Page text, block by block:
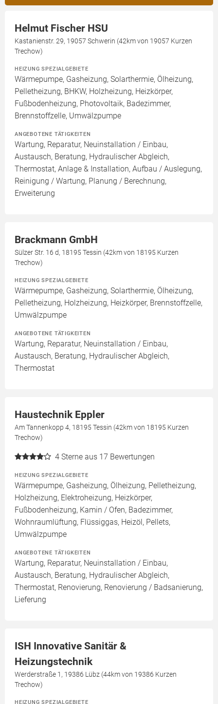
Helmut Fischer HSU
Kastanienstr. 29, 19057 Schwerin (42km von 19057 Kurzen
Trechow)
HEIZUNG SPEZIALGEBIETE
Wärmepumpe, Gasheizung, Solarthermie, Ölheizung,
Pelletheizung, BHKW, Holzheizung, Heizkörper,
Fußbodenheizung, Photovoltaik, Badezimmer,
Brennstoffzelle, Umwälzpumpe
ANGEBOTENE TÄTIGKEITEN
Wartung, Reparatur, Neuinstallation / Einbau,
Austausch, Beratung, Hydraulischer Abgleich,
Thermostat, Anlage & Installation, Aufbau / Auslegung,
Reinigung / Wartung, Planung / Berechnung,
Erweiterung
Brackmann GmbH
Sülzer Str. 16 d, 18195 Tessin (42km von 18195 Kurzen
Trechow)
HEIZUNG SPEZIALGEBIETE
Wärmepumpe, Gasheizung, Solarthermie, Ölheizung,
Pelletheizung, Holzheizung, Heizkörper, Brennstoffzelle,
Umwälzpumpe
ANGEBOTENE TÄTIGKEITEN
Wartung, Reparatur, Neuinstallation / Einbau,
Austausch, Beratung, Hydraulischer Abgleich,
Thermostat
Haustechnik Eppler
Am Tannenkopp 4, 18195 Tessin (42km von 18195 Kurzen
Trechow)
4 Sterne aus 17 Bewertungen
HEIZUNG SPEZIALGEBIETE
Wärmepumpe, Gasheizung, Ölheizung, Pelletheizung,
Holzheizung, Elektroheizung, Heizkörper,
Fußbodenheizung, Kamin / Ofen, Badezimmer,
Wohnraumlüftung, Flüssiggas, Heizöl, Pellets,
Umwälzpumpe
ANGEBOTENE TÄTIGKEITEN
Wartung, Reparatur, Neuinstallation / Einbau,
Austausch, Beratung, Hydraulischer Abgleich,
Thermostat, Renovierung, Renovierung / Badsanierung,
Lieferung
ISH Innovative Sanitär &
Heizungstechnik
Werderstraße 1, 19386 Lübz (44km von 19386 Kurzen
Trechow)
HEIZUNG SPEZIALGEBIETE